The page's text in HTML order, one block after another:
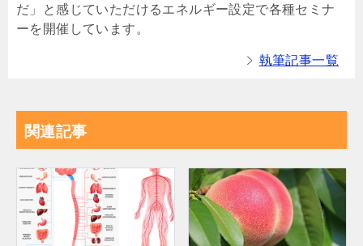
だ」と感じていただけるエネルギー設定で各種セミナ
ーを開催しています。
執筆記事一覧
関連記事